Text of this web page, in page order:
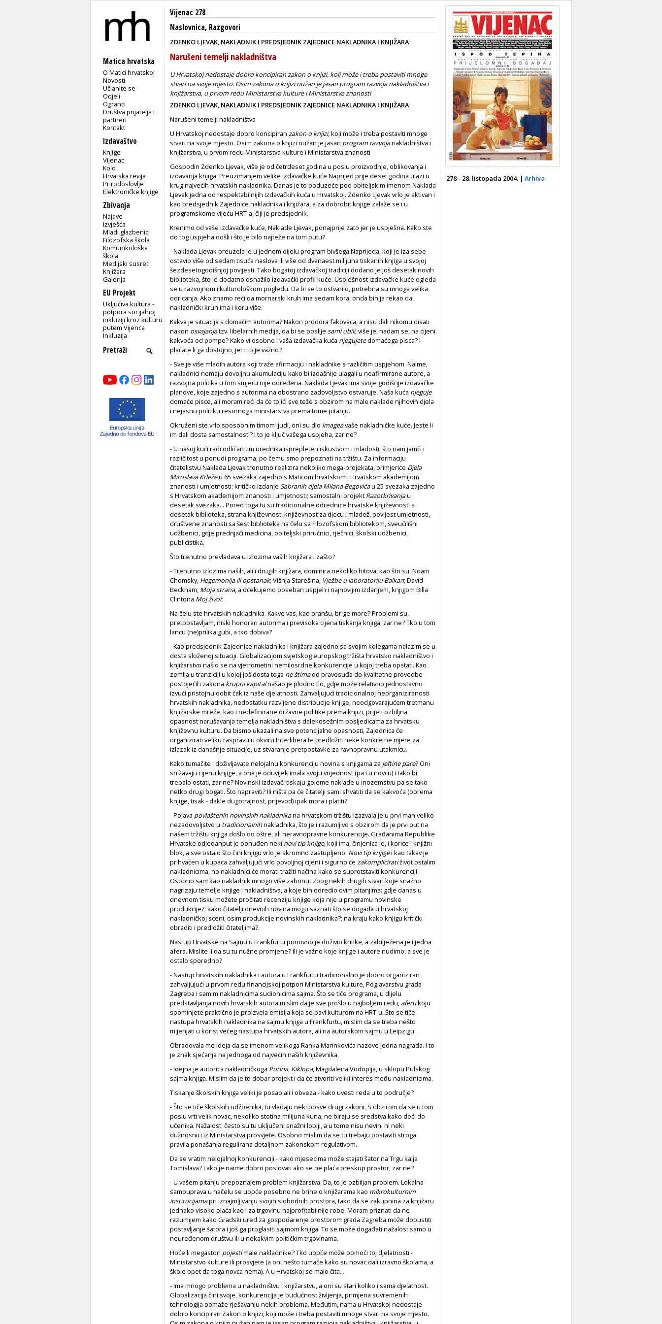
Matica hrvatska
O Matici hrvatskoj
Novosti
Učlanite se
Odjeli
Ogranci
Društva prijatelja i
partneri
Kontakt
Izdavaštvo
Knjige
Vijenac
Kolo
Hrvatska revija
Prirodoslovlje
Elektroničke knjige
Zbivanja
Najave
Izvješća
Mladi glazbenici
Filozofska škola
Komunikološka
škola
Medijski susreti
Knjižara
Galerija
EU Projekt
Uključiva kultura -
potpora socijalnoj
inkluziji kroz kulturu
putem Vijenca
Inkluzija
Vijenac 278
Naslovnica, Razgovori
ZDENKO LJEVAK, NAKLADNIK I PREDSJEDNIK ZAJEDNICE NAKLADNIKA I KNJIŽARA
Narušeni temelji nakladništva
U Hrvatskoj nedostaje dobro koncipiran zakon o knjizi, koji može i treba postaviti mnoge
stvari na svoje mjesto. Osim zakona o knjizi nužan je jasan program razvoja nakladništva i
knjižarstva, u prvom redu Ministarstva kulture i Ministarstva znanosti
ZDENKO LJEVAK, NAKLADNIK I PREDSJEDNIK ZAJEDNICE NAKLADNIKA I KNJIŽARA
Narušeni temelji nakladništva
U Hrvatskoj nedostaje dobro koncipiran zakon o knjizi,koji može i treba postaviti mnoge
stvari na svoje mjesto. Osim zakona o knjizi nužan je jasan program razvojanakladništva i
knjižarstva, u prvom redu Ministarstva kulture i Ministarstva znanosti
Gospodin Zdenko Ljevak, više je od četrdeset godina u poslu proizvodnje, oblikovanja i
izdavanja knjiga. Preuzimanjem velike izdavačke kuće Naprijed prije deset godina ulazi u
krug najvećih hrvatskih nakladnika. Danas je to poduzeće pod obiteljskim imenom Naklada
Ljevak jedna od respektabilnijih izdavačkih kuća u Hrvatskoj. Zdenko Ljevak vrlo je aktivan i
kao predsjednik Zajednice nakladnika i knjižara, a za dobrobit knjige zalaže se i u
programskome vijeću HRT-a, čiji je predsjednik.
Krenimo od vaše izdavačke kuće, Naklade Ljevak, ponajprije zato jer je uspješna. Kako ste
do tog uspjeha došli i što je bilo najteže na tom putu?
- Naklada Ljevak preuzela je u jednom dijelu program bivšega Naprijeda, koji je iza sebe
ostavio više od sedam tisuća naslova ili više od dvanaest milijuna tiskanih knjiga u svojoj
šezdesetogodišnjoj povijesti. Tako bogatoj izdavačkoj tradiciji dodano je još desetak novih
biblioteka, što je dodatno osnažilo izdavački profil kuće. Uspješnost izdavačke kuće ogleda
se u razvojnom i kulturološkom pogledu. Da bi se to ostvarilo, potrebna su mnoga velika
odricanja. Ako znamo reći da mornarski kruh ima sedam kora, onda bih ja rekao da
nakladnički kruh ima i koru više.
Kakva je situacija s domaćim autorima? Nakon prodora fakovaca, a nisu dali nikomu disati
nakon osvajanjatzv. libelarnih medija, da bi se poslije sami ubili,više je, nadam se, na cijeni
kakvoća od pompe? Kako vi osobno i vaša izdavačka kuća njegujetedomaćega pisca? I
plaćate li ga dostojno, jer i to je važno?
- Sve je više mladih autora koji traže afirmaciju i nakladnike s različitim uspjehom. Naime,
nakladnici nemaju dovoljnu akumulaciju kako bi izdašnije ulagali u neafirmirane autore, a
razvojna politika u tom smjeru nije određena. Naklada Ljevak ima svoje godišnje izdavačke
planove, koje zajedno s autorima na obostrano zadovoljstvo ostvaruje. Naša kuća njeguje
domaće pisce, ali moram reći da će to ići sve teže s obzirom na male naklade njihovih djela
i nejasnu politiku resornoga ministarstva prema tome pitanju.
Okruženi ste vrlo sposobnim timom ljudi, oni su dio imageavaše nakladničke kuće. Jeste li
im dali dosta samostalnosti? I to je ključ vašega uspjeha, zar ne?
- U našoj kući radi odličan tim urednika isprepleten iskustvom i mladosti, što nam jamči i
različitost u ponudi programa, po čemu smo prepoznati na tržištu. Za informaciju
čitateljstvu Naklada Ljevak trenutno realizira nekoliko mega-projekata, primjerice Djela
Miroslava Krležeu 65 svezaka zajedno s Maticom hrvatskom i Hrvatskom akademijom
znanosti i umjetnosti; kritičko izdanje Sabranih djela Milana Begovićau 25 svezaka zajedno
s Hrvatskom akademijom znanosti i umjetnosti; samostalni projekt Razotkrivanjau
desetak svezaka... Pored toga tu su tradicionalne odrednice hrvatske književnosti s
desetak biblioteka, strana književnost, književnost za djecu i mladež, povijest umjetnosti,
društvene znanosti sa šest biblioteka na čelu sa Filozofskom bibliotekom, sveučilišni
udžbenici, gdje prednjači medicina, obiteljski priručnici, rječnici, školski udžbenici,
publicistika.
Što trenutno prevladava u izlozima vaših knjižara i zašto?
- Trenutno izlozima naših, ali i drugih knjižara, dominira nekoliko hitova, kao što su: Noam
Chomsky, Hegemonija ili opstanak; Višnja Starešina, Vježbe u laboratoriju Balkan; David
Beckham, Moja strana, a očekujemo poseban uspjeh i najnovijim izdanjem, knjigom Billa
Clintona Moj život.
Na čelu ste hrvatskih nakladnika. Kakve vas, kao branšu, brige more? Problemi su,
pretpostavljam, niski honorari autorima i previsoka cijena tiskanja knjiga, zar ne? Tko u tom
lancu (ne)prilika gubi, a tko dobiva?
- Kao predsjednik Zajednice nakladnika i knjižara zajedno sa svojim kolegama nalazim se u
dosta složenoj situaciji. Globalizacijom svjetskog europskog tržišta hrvatsko nakladništvo i
knjižarstvo našlo se na vjetrometini nemilosrdne konkurencije u kojoj treba opstati. Kao
zemlja u tranziciji u kojoj još dosta toga ne štimaod pravosuđa do kvalitetne provedbe
postojećih zakona krupni kapitalnašao je plodno tlo, gdje može relativno jednostavno
izvući pristojnu dobit čak iz naše djelatnosti. Zahvaljujući tradicionalnoj neorganiziranosti
hrvatskih nakladnika, nedostatku razvijene distribucije knjige, neodgovarajućem tretmanu
knjižarske mreže, kao i nedefinirane državne politike prema knjizi, prijeti ozbiljna
opasnost narušavanja temelja nakladništva s dalekosežnim posljedicama za hrvatsku
književnu kulturu. Da bismo ukazali na sve potencijalne opasnosti, Zajednica će
organizirati veliku raspravu u okviru Interlibera te predložiti neke konkretne mjere za
izlazak iz današnje situacije, uz stvaranje pretpostavke za ravnopravnu utakmicu.
Kako tumačite i doživljavate nelojalnu konkurenciju novina s knjigama za jeftine pare? Oni
snižavaju cijenu knjige, a ona je oduvijek imala svoju vrijednost (pa i u novcu) i tako bi
trebalo ostati, zar ne? Novinski izdavači tiskaju goleme naklade u inozemstvu pa se tako
netko drugi bogati. Što napraviti? Ili ništa pa će čitatelji sami shvatiti da se kakvoća (oprema
knjige, tisak - dakle dugotrajnost, prijevod) ipak mora i platiti?
- Pojava povlaštenih novinskih nakladnikana hrvatskom tržištu izazvala je u prvi mah veliko
nezadovoljstvo u tradicionalnihnakladnika, što je i razumljivo s obzirom da je prvi put na
našem tržištu knjiga došlo do oštre, ali neravnopravne konkurencije. Građanima Republike
Hrvatske odjedanput je ponuđen neki novi tip knjige, koji ima, činjenica je, i korice i knjižni
blok, a sve ostalo što čini knjigu vrlo je skromno zastupljeno. Novi tip knjigei kao takav je
prihvaćen u kupaca zahvaljujući vrlo povoljnoj cijeni i sigurno će zakompliciratiživot ostalim
nakladnicima, no nakladnici će morati tražiti načina kako se suprotstaviti konkurenciji.
Osobno sam kao nakladnik mnogo više zabrinut zbog nekih drugih stvari koje snažno
nagrizaju temelje knjige i nakladništva, a koje bih odredio ovim pitanjima: gdje danas u
dnevnom tisku možete pročitati recenziju knjige koja nije u programu novinske
produkcije?; kako čitatelji dnevnih novina mogu saznati što se događa u hrvatskoj
nakladničkoj sceni, osim produkcije novinskih nakladnika?; na kraju kako knjigu kritički
obraditi i predložiti čitateljima?.
Nastup Hrvatske na Sajmu u Frankfurtu ponovno je doživio kritike, a zabilježena je i jedna
afera. Mislite li da su tu nužne promjene? Ili je važno koje knjige i autore nudimo, a sve je
ostalo sporedno?
- Nastup hrvatskih nakladnika i autora u Frankfurtu tradicionalno je dobro organiziran
zahvaljujući u prvom redu financijskoj potpori Ministarstva kulture, Poglavarstvu grada
Zagreba i samim nakladnicima sudionicima sajma. Što se tiče programa, u dijelu
predstavljanja novih hrvatskih autora mislim da je sve prošlo u najboljem redu, aferukoju
spominjete praktično je proizvela emisija koja se bavi kulturom na HRT-u. Što se tiče
nastupa hrvatskih nakladnika na sajmu knjiga u Frankfurtu, mislim da se treba nešto
mijenjati u korist većeg nastupa hrvatskih autora, ali na autorskom sajmu u Leipzigu.
Obradovala me ideja da se imenom velikoga Ranka Marinkovića nazove jedna nagrada. I to
je znak sjećanja na jednoga od najvećih naših književnika.
- Idejna je autorica nakladničkoga Porina, Kiklopa, Magdalena Vodopija, u sklopu Pulskog
sajma knjiga. Mislim da je to dobar projekt i da će stvoriti veliki interes među nakladnicima.
Tiskanje školskih knjiga veliki je posao ali i obveza - kako uvesti reda u to područje?
- Što se tiče školskih udžbenika, tu vladaju neki posve drugi zakoni. S obzirom da se u tom
poslu vrti velik novac, nekoliko stotina milijuna kuna, ne biraju se sredstva kako doći do
učenika. Nažalost, često su tu uključeni snažni lobiji, a u tome nisu nevini ni neki
dužnosnici iz Ministarstva prosvjete. Osobno mislim da se tu trebaju postaviti stroga
pravila ponašanja regulirana detaljnom zakonskom regulativom.
Da se vratim nelojalnoj konkurenciji - kako mjesecima može stajati šator na Trgu kalja
Tomislava? Lako je naime dobro poslovati ako se ne plaća preskup prostor, zar ne?
- U vašem pitanju prepoznajem problem knjižarstva. Da, to je ozbiljan problem. Lokalna
samouprava u načelu se uopće posebno ne brine o knjižarama kao mikrokulturnim
institucijamapri iznajmljivanju svojih slobodnih prostora, tako da se zakupnina za knjižaru
jednako visoko plaća kao i za trgovinu najprofitabilnije robe. Moram priznati da ne
razumijem kako Gradski ured za gospodarenje prostorom grada Zagreba može dopustiti
postavljanje šatora i još ga proglasiti sajmom knjiga. To se može događati nažalost samo u
neuređenom društvu ili u nekakvim političkim trgovinama.
Hoće li megastori pojestimale nakladnike? Tko uopće može pomoći toj djelatnosti -
Ministarstvo kulture ili prosvjete (a oni nešto tumače kako su novac dali izravno školama, a
škole opet da toga novca nema). A u Hrvatskoj se malo čita...
- Ima mnogo problema u nakladništvu i knjižarstvu, a oni su stari koliko i sama djelatnost.
Globalizacija čini svoje, konkurencija je budućnost življenja, primjena suvremenih
tehnologija pomaže rješavanju nekih problema. Međutim, nama u Hrvatskoj nedostaje
dobro koncipiran Zakon o knjizi, koji može i treba postaviti mnoge stvari na svoje mjesto.
278 - 28. listopada 2004. | Arhiva